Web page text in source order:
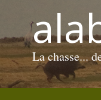
La chasse...